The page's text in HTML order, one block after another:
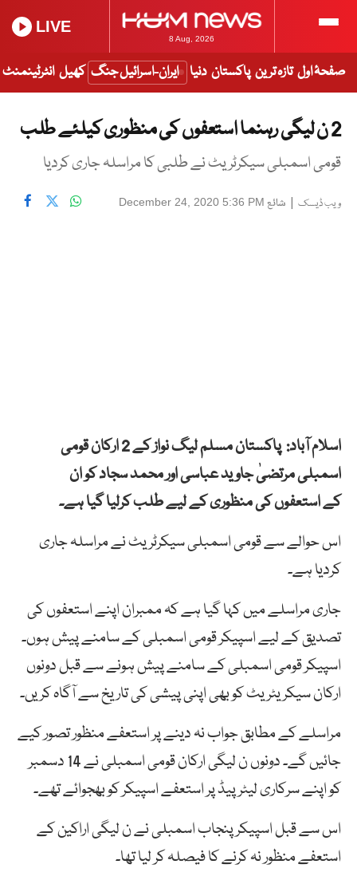
8 Aug, 2026
LIVE
صفحۂ اول تازہ ترین پاکستان دنیا ایران-اسرائیل جنگ کھیل انٹرٹینمنٹ
2 ن لیگی رہنما استعفوں کی منظوری کیلئے طلب
قومی اسمبلی سیکرٹریٹ نے طلبی کا مراسلہ جاری کردیا
ویب ڈیسک | شائع December 24, 2020 5:36 PM
اسلام آباد: پاکستان مسلم لیگ نواز کے 2 ارکان قومی
اسمبلی مرتضیٰ جاوید عباسی اور محمد سجاد کو ان
کے استعفوں کی منظوری کے لیے طلب کرلیا گیا ہے۔
اس حوالے سے قومی اسمبلی سیکرٹریٹ نے مراسلہ جاری
کردیا ہے۔
جاری مراسلے میں کہا گیا ہے کہ ممبران اپنے استعفوں کی
تصدیق کے لیے اسپیکر قومی اسمبلی کے سامنے پیش ہوں۔
اسپیکر قومی اسمبلی کے سامنے پیش ہونے سے قبل دونوں
ارکان سیکریٹریٹ کو بھی اپنی پیشی کی تاریخ سے آگاہ کریں۔
مراسلے کے مطابق جواب نہ دینے پر استعفے منظور تصور کیے
جائیں گے۔ دونوں ن لیگی ارکان قومی اسمبلی نے 14 دسمبر
کو اپنے سرکاری لیٹر پیڈ پر استعفے اسپیکر کو بھجوائے تھے۔
اس سے قبل اسپیکرپنجاب اسمبلی نے ن لیگی اراکین کے
استعفے منظور نہ کرنے کا فیصلہ کر لیا تھا۔